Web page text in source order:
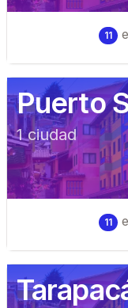
11
Puerto
1ciudad
11